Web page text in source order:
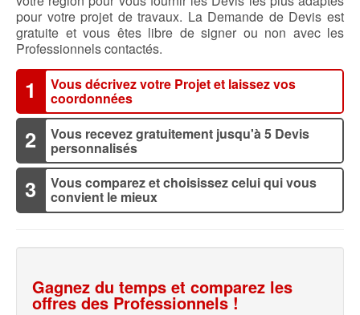
pour votre projet de travaux. La Demande de Devis est
gratuite et vous êtes libre de signer ou non avec les
Professionnels contactés.
1 Vous décrivez votre Projet et laissez vos
coordonnées
2 Vous recevez gratuitement jusqu'à 5 Devis
personnalisés
3 Vous comparez et choisissez celui qui vous
convient le mieux
Gagnez du temps et comparez les
offres des Professionnels !